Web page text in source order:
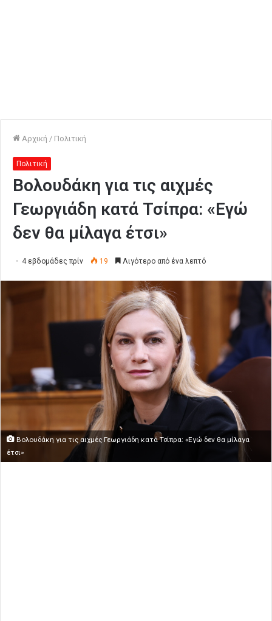
Αρχική / Πολιτική
Πολιτική
Βολουδάκη για τις αιχμές
Γεωργιάδη κατά Τσίπρα: «Εγώ
δεν θα μίλαγα έτσι»
4 εβδομάδες πρίν 19 Λιγότερο από ένα λεπτό
Βολουδάκη για τις αιχμές Γεωργιάδη κατά Τσίπρα: «Εγώ δεν θα μίλαγα
έτσι»